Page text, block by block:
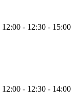
12:00 - 12:30 - 15:00
12:00 - 12:30 - 14:00